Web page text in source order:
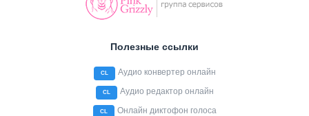
Полезные ссылки
CL Аудио конвертер онлайн
CL Аудио редактор онлайн
CL Онлайн диктофон голоса